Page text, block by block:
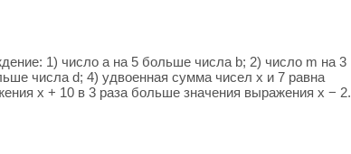
1) число a на 5 больше числа b; 2) число m на 3
числа d; 4) удвоенная сумма чисел x и 7 равна
x + 10 в 3 раза больше значения выражения x − 2.